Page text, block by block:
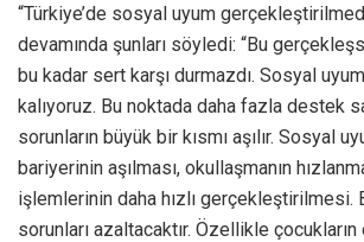
“Türkiye’de sosyal uyum
devamında şunları söyledi: “Bu
bu kadar sert karşı durmazdı. Sosyal
kalıyoruz. Bu noktada daha fazla destek
sorunların büyük bir kısmı aşılır. Sosyal
bariyerinin aşılması, okullaşmanın
işlemlerinin daha hızlı gerçekleştirilmesi.
sorunları azaltacaktır. Özellikle